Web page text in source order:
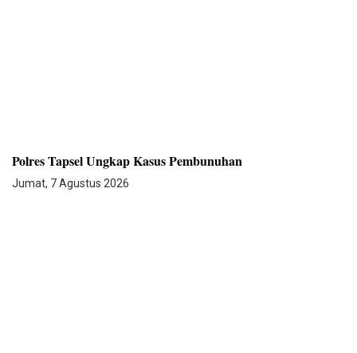
Polres Tapsel Ungkap Kasus Pembunuhan
Jumat, 7 Agustus 2026